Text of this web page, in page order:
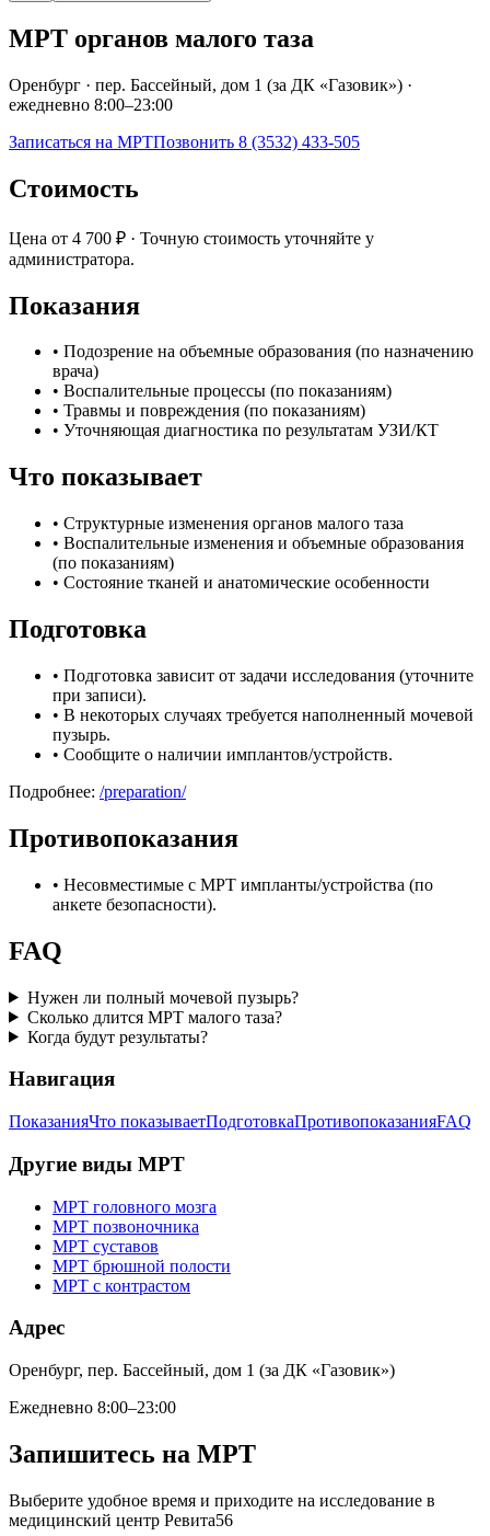
МРТ органов малого таза
Оренбург · пер. Бассейный, дом 1 (за ДК «Газовик») ·
ежедневно 8:00–23:00
Записаться на МРТПозвонить 8 (3532) 433-505
Стоимость
Цена от 4 700 ₽ · Точную стоимость уточняйте у
администратора.
Показания
• Подозрение на объемные образования (по назначению
врача)
• Воспалительные процессы (по показаниям)
• Травмы и повреждения (по показаниям)
• Уточняющая диагностика по результатам УЗИ/КТ
Что показывает
• Структурные изменения органов малого таза
• Воспалительные изменения и объемные образования
(по показаниям)
• Состояние тканей и анатомические особенности
Подготовка
• Подготовка зависит от задачи исследования (уточните
при записи).
• В некоторых случаях требуется наполненный мочевой
пузырь.
• Сообщите о наличии имплантов/устройств.
Подробнее: /preparation/
Противопоказания
• Несовместимые с МРТ импланты/устройства (по
анкете безопасности).
FAQ
Нужен ли полный мочевой пузырь?
Сколько длится МРТ малого таза?
Когда будут результаты?
Навигация
ПоказанияЧто показываетПодготовкаПротивопоказанияFAQ
Другие виды МРТ
МРТ головного мозга
МРТ позвоночника
МРТ суставов
МРТ брюшной полости
МРТ с контрастом
Адрес
Оренбург, пер. Бассейный, дом 1 (за ДК «Газовик»)
Ежедневно 8:00–23:00
Запишитесь на МРТ
Выберите удобное время и приходите на исследование в
медицинский центр Ревита56